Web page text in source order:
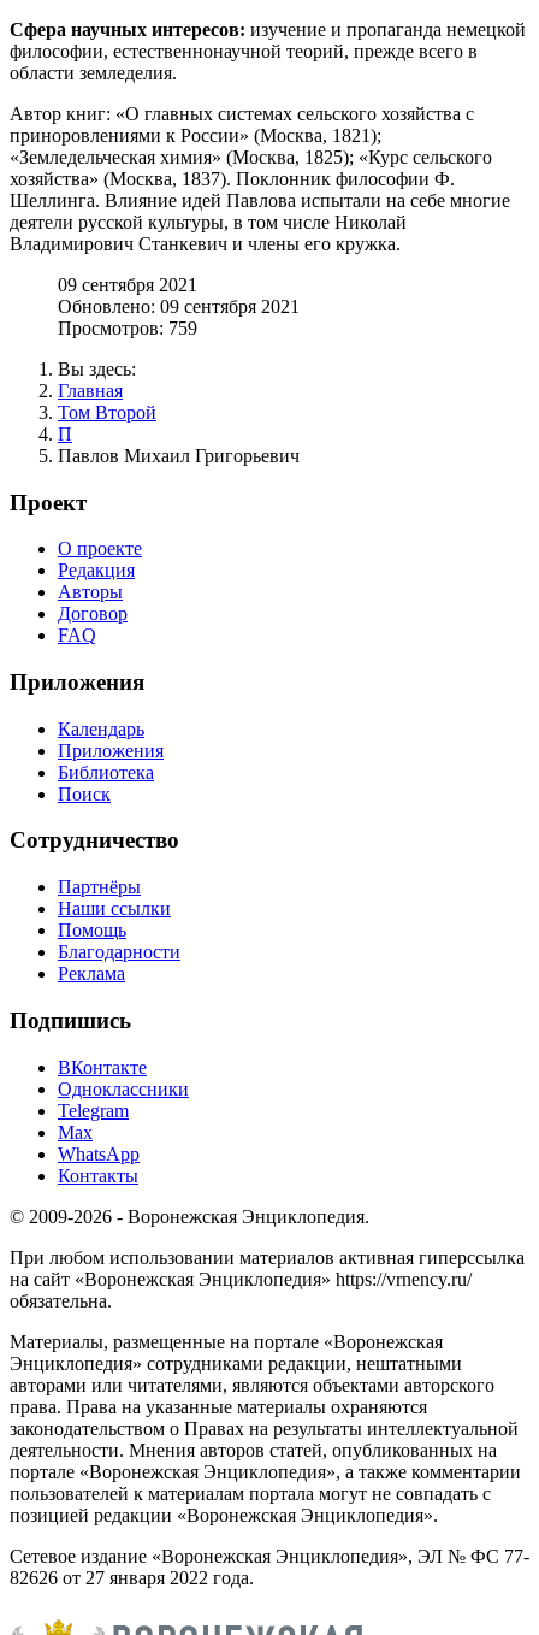
Сфера научных интересов: изучение и пропаганда немецкой
философии, естественнонаучной теорий, прежде всего в
области земледелия.
Автор книг: «О главных системах сельского хозяйства с
приноровлениями к России» (Москва, 1821);
«Земледельческая химия» (Москва, 1825); «Курс сельского
хозяйства» (Москва, 1837). Поклонник философии Ф.
Шеллинга. Влияние идей Павлова испытали на себе многие
деятели русской культуры, в том числе Николай
Владимирович Станкевич и члены его кружка.
09 сентября 2021
Обновлено: 09 сентября 2021
Просмотров: 759
Вы здесь:
Главная
Том Второй
П
Павлов Михаил Григорьевич
Проект
О проекте
Редакция
Авторы
Договор
FAQ
Приложения
Календарь
Приложения
Библиотека
Поиск
Сотрудничество
Партнёры
Наши ссылки
Помощь
Благодарности
Реклама
Подпишись
ВКонтакте
Одноклассники
Telegram
Max
WhatsApp
Контакты
© 2009-2026 - Воронежская Энциклопедия.
При любом использовании материалов активная гиперссылка
на сайт «Воронежская Энциклопедия» https://vrnency.ru/
обязательна.
Материалы, размещенные на портале «Воронежская
Энциклопедия» сотрудниками редакции, нештатными
авторами или читателями, являются объектами авторского
права. Права на указанные материалы охраняются
законодательством о Правах на результаты интеллектуальной
деятельности. Мнения авторов статей, опубликованных на
портале «Воронежская Энциклопедия», а также комментарии
пользователей к материалам портала могут не совпадать с
позицией редакции «Воронежская Энциклопедия».
Сетевое издание «Воронежская Энциклопедия», ЭЛ № ФС 77-
82626 от 27 января 2022 года.